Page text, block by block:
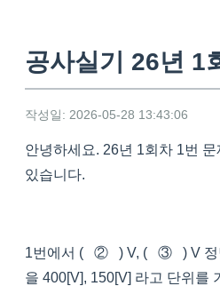
공사실기 26년 1
작성일: 2026-05-28 13:43:06
안녕하세요. 26년 1회차 1번 문
있습니다.
1번에서 ( ② ) V, ( ③ ) V 정
을 400[V], 150[V] 라고 단위를